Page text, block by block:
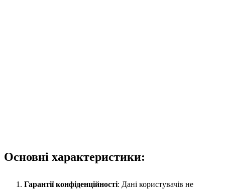
Основні характеристики:
Гарантії конфіденційності: Дані користувачів не